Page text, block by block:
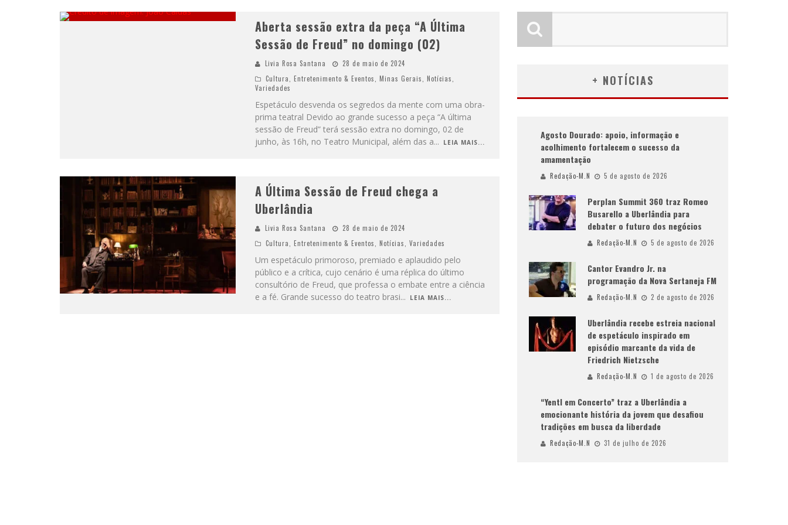
Aberta sessão extra da peça “A Última
Sessão de Freud” no domingo (02)
Livia Rosa Santana
28 de maio de 2024
Cultura
Entretenimento & Eventos Minas Gerais Notícias
Variedades
Espetáculo desvenda os segredos da mente com uma obra-
prima teatral Devido ao grande sucesso a peça “A última
sessão de Freud” terá sessão extra no domingo, 02 de
junho, às 16h, no Teatro Municipal, além das a... LEIA MAIS...
A Última Sessão de Freud chega a
Uberlândia
Livia Rosa Santana
28 de maio de 2024
Cultura
Entretenimento & Eventos Notícias Variedades
Um espetáculo primoroso, premiado e aplaudido pelo
público e a crítica, cujo cenário é uma réplica do último
consultório de Freud, que professa o embate entre a ciência
e a fé. Grande sucesso do teatro brasi... LEIA MAIS...
+ NOTÍCIAS
Agosto Dourado: apoio, informação e
acolhimento fortalecem o sucesso da
amamentação
Redação-M.N 5 de agosto de 2026
Perplan Summit 360 traz Romeo
Busarello a Uberlândia para
debater o futuro dos negócios
Redação-M.N 5 de agosto de 2026
Cantor Evandro Jr. na
programação da Nova Sertaneja FM
Redação-M.N 2 de agosto de 2026
Uberlândia recebe estreia nacional
de espetáculo inspirado em
episódio marcante da vida de
Friedrich Nietzsche
Redação-M.N 1 de agosto de 2026
“Yentl em Concerto” traz a Uberlândia a
emocionante história da jovem que desafiou
tradições em busca da liberdade
Redação-M.N 31 de julho de 2026